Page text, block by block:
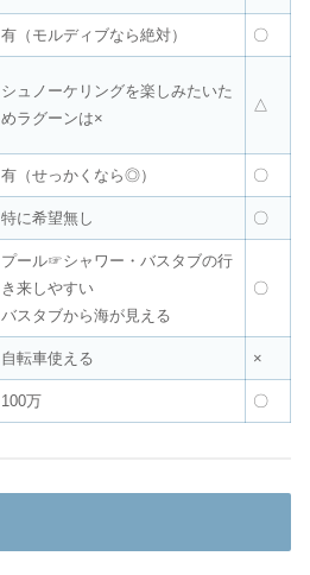
有（モルディブなら絶対） 〇
シュノーケリングを楽しみたいた
めラグーンは×
△
有（せっかくなら◎） 〇
特に希望無し 〇
プール☞シャワー・バスタブの行
き来しやすい
バスタブから海が見える
〇
自転車使える ×
100万 〇